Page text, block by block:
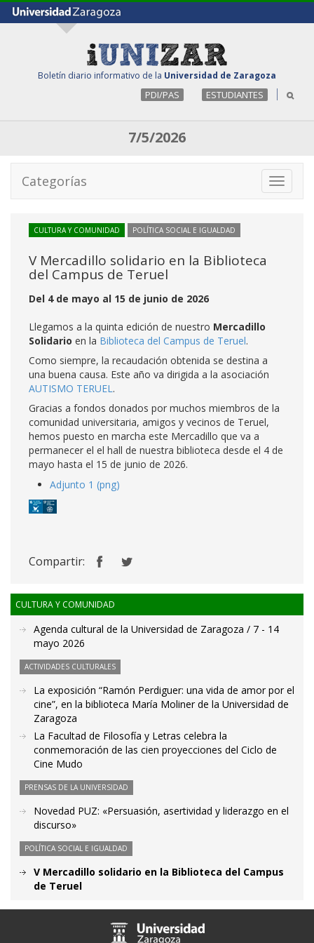
Boletín diario informativo de la Universidad de Zaragoza
PDI/PAS ESTUDIANTES
7/5/2026
Toggle
Categorías
CULTURA Y COMUNIDAD POLÍTICA SOCIAL E IGUALDAD
V Mercadillo solidario en la Biblioteca
del Campus de Teruel
Del 4 de mayo al 15 de junio de 2026
Llegamos a la quinta edición de nuestro Mercadillo
Solidario en la Biblioteca del Campus de Teruel.
Como siempre, la recaudación obtenida se destina a
una buena causa. Este año va dirigida a la asociación
AUTISMO TERUEL.
Gracias a fondos donados por muchos miembros de la
comunidad universitaria, amigos y vecinos de Teruel,
hemos puesto en marcha este Mercadillo que va a
permanecer el el hall de nuestra biblioteca desde el 4 de
mayo hasta el 15 de junio de 2026.
Adjunto 1 (png)
Compartir:
CULTURA Y COMUNIDAD
Agenda cultural de la Universidad de Zaragoza / 7 - 14
mayo 2026
ACTIVIDADES CULTURALES
La exposición “Ramón Perdiguer: una vida de amor por el
cine”, en la biblioteca María Moliner de la Universidad de
Zaragoza
La Facultad de Filosofía y Letras celebra la
conmemoración de las cien proyecciones del Ciclo de
Cine Mudo
PRENSAS DE LA UNIVERSIDAD
Novedad PUZ: «Persuasión, asertividad y liderazgo en el
discurso»
POLÍTICA SOCIAL E IGUALDAD
V Mercadillo solidario en la Biblioteca del Campus
de Teruel